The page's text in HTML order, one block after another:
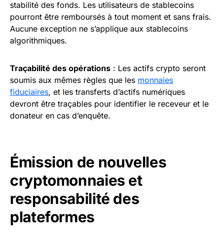
stabilité des fonds. Les utilisateurs de stablecoins
pourront être remboursés à tout moment et sans frais.
Aucune exception ne s’applique aux stablecoins
algorithmiques.
Traçabilité des opérations : Les actifs crypto seront
soumis aux mêmes règles que les monnaies
fiduciaires, et les transferts d’actifs numériques
devront être traçables pour identifier le receveur et le
donateur en cas d’enquête.
Émission de nouvelles
cryptomonnaies et
responsabilité des
plateformes